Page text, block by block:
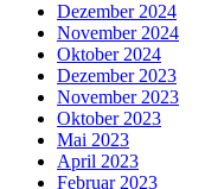
Dezember 2024
November 2024
Oktober 2024
Dezember 2023
November 2023
Oktober 2023
Mai 2023
April 2023
Februar 2023